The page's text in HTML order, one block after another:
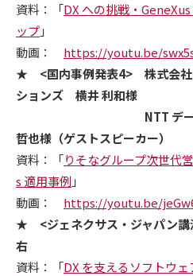
資料：「DX への挑戦・
ップ」
動画： https://youtu.be/
★ <国内事例発表4> 株式会社
ションズ 横井 利和様
NTT データソフ
哲也様（ゲストスピーカー）
資料：「りそなグループ次世代
s 適用事例 」
動画： https://youtu.be/
★ <ジェネクサス・ジャパン
右
資料：「DX を支えるソフトウ